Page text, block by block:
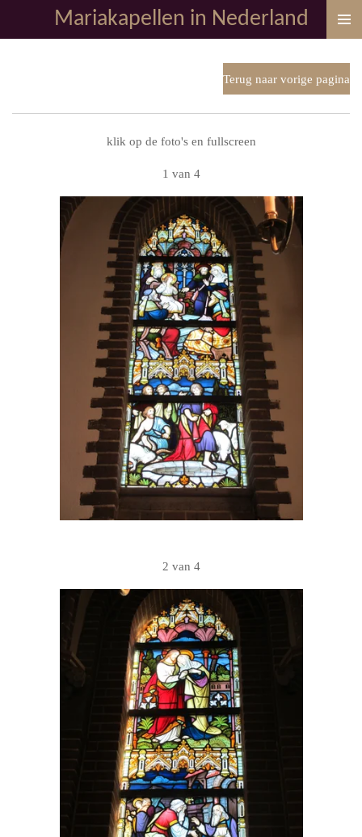
direct
Mariakapellen in Nederland
Terug naar vorige pagina
klik op de foto's en fullscreen
1 van 4
2 van 4